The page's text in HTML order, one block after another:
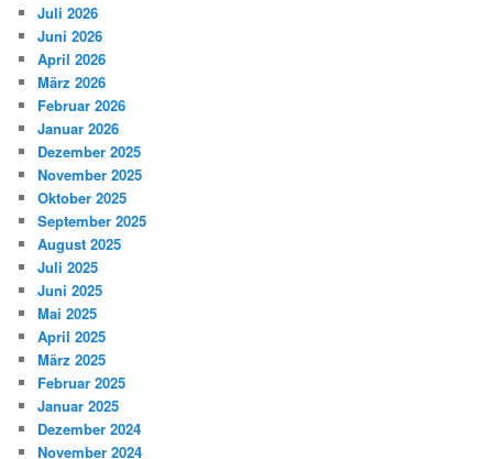
Juli 2026
Juni 2026
April 2026
März 2026
Februar 2026
Januar 2026
Dezember 2025
November 2025
Oktober 2025
September 2025
August 2025
Juli 2025
Juni 2025
Mai 2025
April 2025
März 2025
Februar 2025
Januar 2025
Dezember 2024
November 2024